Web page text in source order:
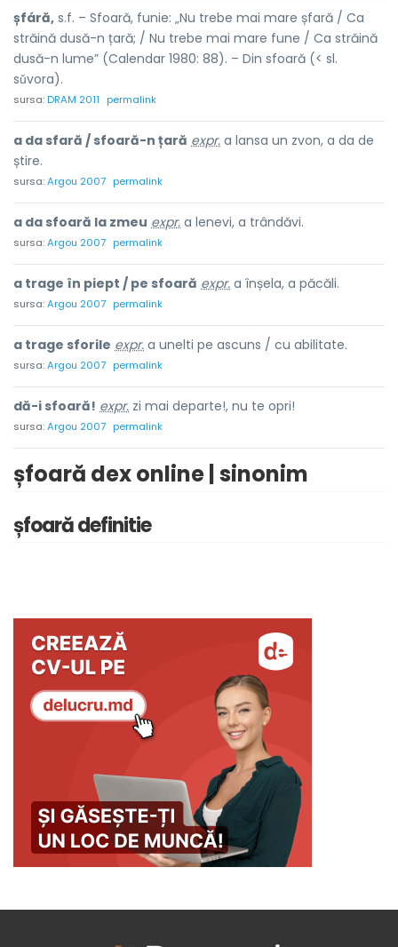
șfáră, s.f. – Sfoară, funie: „Nu trebe mai mare șfară / Ca
străină dusă-n țară; / Nu trebe mai mare fune / Ca străină
dusă-n lume” (Calendar 1980: 88). – Din sfoară (< sl.
sǔvora).
sursa:DRAM 2011 permalink
a da sfară / sfoară-n țară expr. a lansa un zvon, a da de
știre.
sursa:Argou 2007 permalink
a da sfoară la zmeu expr. a lenevi, a trândăvi.
sursa:Argou 2007 permalink
a trage în piept / pe sfoară expr. a înșela, a păcăli.
sursa:Argou 2007 permalink
a trage sforile expr. a unelti pe ascuns / cu abilitate.
sursa:Argou 2007 permalink
dă-i sfoară! expr. zi mai departe!, nu te opri!
sursa:Argou 2007 permalink
șfoară dex online | sinonim
șfoară definitie